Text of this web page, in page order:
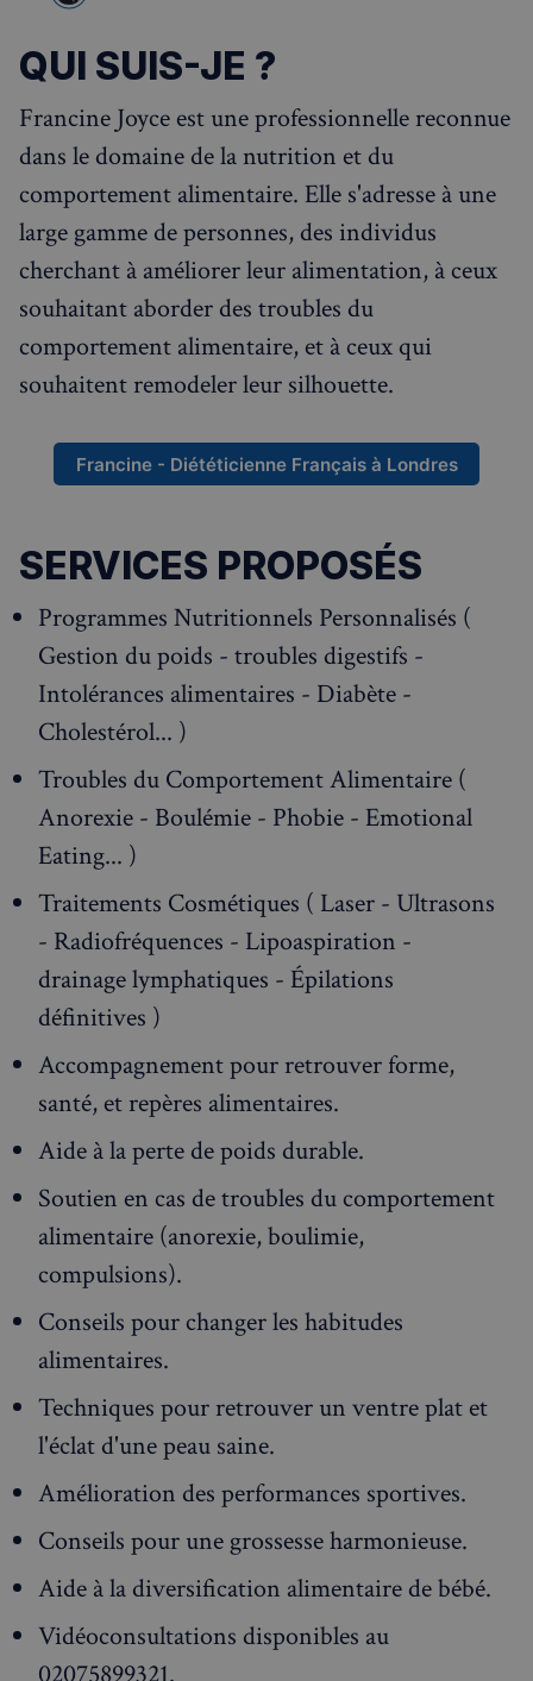
Recherche
Rechercher dans Français à Londres - Magazine
RECHERCHES POPULAIRES
Annuaire des professionnels
Visites guidées
QUI SUIS-JE ?
Francine Joyce est une professionnelle reconnue
dans le domaine de la nutrition et du
comportement alimentaire. Elle s'adresse à une
large gamme de personnes, des individus
cherchant à améliorer leur alimentation, à ceux
souhaitant aborder des troubles du
comportement alimentaire, et à ceux qui
souhaitent remodeler leur silhouette.
Francine - Diététicienne Français à Londres
SERVICES PROPOSÉS
Programmes Nutritionnels Personnalisés (
Gestion du poids - troubles digestifs -
Intolérances alimentaires - Diabète -
Cholestérol... )
Troubles du Comportement Alimentaire (
Anorexie - Boulémie - Phobie - Emotional
Eating... )
Traitements Cosmétiques ( Laser - Ultrasons
- Radiofréquences - Lipoaspiration -
drainage lymphatiques - Épilations
définitives )
Accompagnement pour retrouver forme,
santé, et repères alimentaires.
Aide à la perte de poids durable.
Soutien en cas de troubles du comportement
alimentaire (anorexie, boulimie,
compulsions).
Conseils pour changer les habitudes
alimentaires.
Techniques pour retrouver un ventre plat et
l'éclat d'une peau saine.
Amélioration des performances sportives.
Conseils pour une grossesse harmonieuse.
Aide à la diversification alimentaire de bébé.
Vidéoconsultations disponibles au